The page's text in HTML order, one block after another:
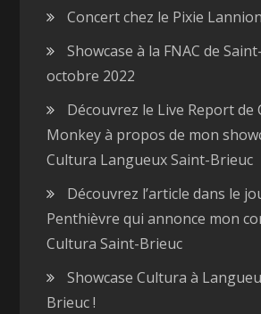
Concert chez le Pixie Lannion
Showcase à la FNAC de
octobre 2022
Découvrez le Live Report de
Monkey à propos de mon
Cultura Langueux Saint-Brieuc
Découvrez l’article dans le
Penthièvre qui annonce mon
Cultura Saint-Brieuc
Showcase Cultura à
Brieuc !